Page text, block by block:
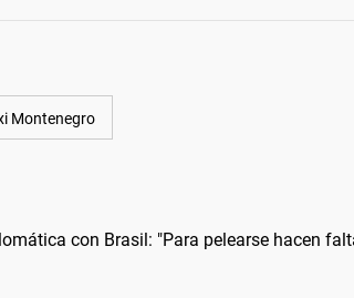
Montenegro
con Brasil: "Para pelearse hacen